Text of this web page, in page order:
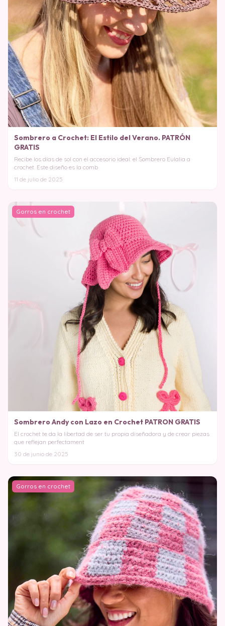
Sombrero a Crochet: El Estilo del Verano. PATRÓN
GRATIS
Recibe los días de sol con el accesorio ideal: el Sombrero Eulalia a
crochet. Este diseño es la comb
11 de julio de 2025
Gorros en crochet
Sombrero Andy con Lazo en Crochet PATRON GRATIS
El crochet te da la libertad de ser tu propia diseñadora y de crear piezas
que reflejan perfectament
30 de junio de 2025
Gorros en crochet